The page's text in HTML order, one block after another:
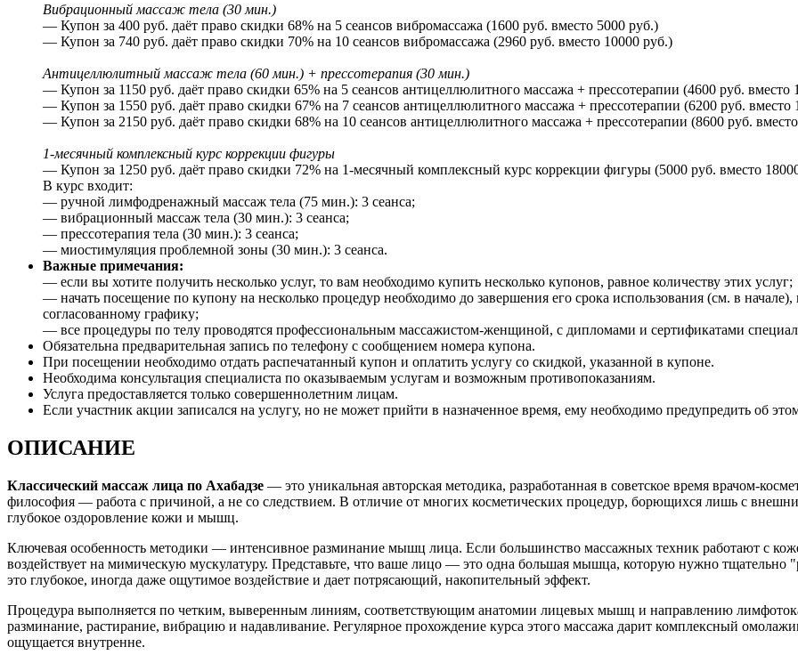
Вибрационный массаж тела (30 мин.)
— Купон за 400 руб. даёт право скидки 68% на 5 сеансов вибромассажа (1600 руб. вместо 5000 руб.)
— Купон за 740 руб. даёт право скидки 70% на 10 сеансов вибромассажа (2960 руб. вместо 10000 руб.)
Антицеллюлитный массаж тела (60 мин.) + прессотерапия (30 мин.)
— Купон за 1150 руб. даёт право скидки 65% на 5 сеансов антицеллюлитного массажа + прессотерапии (4600 руб. вместо
— Купон за 1550 руб. даёт право скидки 67% на 7 сеансов антицеллюлитного массажа + прессотерапии (6200 руб. вместо
— Купон за 2150 руб. даёт право скидки 68% на 10 сеансов антицеллюлитного массажа + прессотерапии (8600 руб.
1-месячный комплексный курс коррекции фигуры
— Купон за 1250 руб. даёт право скидки 72% на 1-месячный комплексный курс коррекции фигуры (5000 руб. вместо
В курс входит:
— ручной лимфодренажный массаж тела (75 мин.): 3 сеанса;
— вибрационный массаж тела (30 мин.): 3 сеанса;
— прессотерапия тела (30 мин.): 3 сеанса;
— миостимуляция проблемной зоны (30 мин.): 3 сеанса.
Важные примечания:
— если вы хотите получить несколько услуг, то вам необходимо купить несколько купонов, равное количеству этих услуг;
— начать посещение по купону на несколько процедур необходимо до завершения его срока использования (см. в
согласованному графику;
— все процедуры по телу проводятся профессиональным массажистом-женщиной, с дипломами и сертификатами
Обязательна предварительная запись по телефону с сообщением номера купона.
При посещении необходимо отдать распечатанный купон и оплатить услугу со скидкой, указанной в купоне.
Необходима консультация специалиста по оказываемым услугам и возможным противопоказаниям.
Услуга предоставляется только совершеннолетним лицам.
Если участник акции записался на услугу, но не может прийти в назначенное время, ему необходимо предупредить об
ОПИСАНИЕ
Классический массаж лица по Ахабадзе — это уникальная авторская методика, разработанная в советское время врачом-
философия — работа с причиной, а не со следствием. В отличие от многих косметических процедур, борющихся лишь с
глубокое оздоровление кожи и мышц.
Ключевая особенность методики — интенсивное разминание мышц лица. Если большинство массажных техник работают с
воздействует на мимическую мускулатуру. Представьте, что ваше лицо — это одна большая мышца, которую нужно тщательно
это глубокое, иногда даже ощутимое воздействие и дает потрясающий, накопительный эффект.
Процедура выполняется по четким, выверенным линиям, соответствующим анатомии лицевых мышц и направлению
разминание, растирание, вибрацию и надавливание. Регулярное прохождение курса этого массажа дарит комплексный
ощущается внутренне.